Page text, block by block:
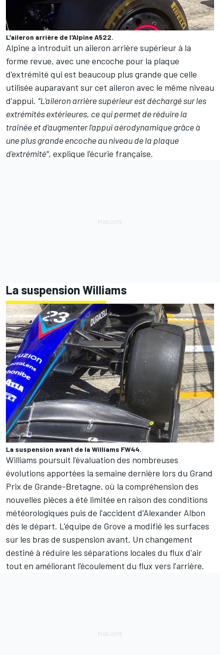
L'aileron arrière de l'Alpine A522.
Alpine a introduit un aileron arrière supérieur à la
forme revue, avec une encoche pour la plaque
d'extrémité qui est beaucoup plus grande que celle
utilisée auparavant sur cet aileron avec le même niveau
d'appui. "L'aileron arrière supérieur est déchargé sur les
extrémités extérieures, ce qui permet de réduire la
traînée et d'augmenter l'appui aérodynamique grâce à
une plus grande encoche au niveau de la plaque
d'extrémité", explique l'écurie française.
La suspension Williams
La suspension avant de la Williams FW44.
Williams poursuit l'évaluation des nombreuses
évolutions apportées la semaine dernière lors du Grand
Prix de Grande-Bretagne, où la compréhension des
nouvelles pièces a été limitée en raison des conditions
météorologiques puis de l'accident d'Alexander Albon
dès le départ. L'équipe de Grove a modifié les surfaces
sur les bras de suspension avant. Un changement
destiné à réduire les séparations locales du flux d'air
tout en améliorant l'écoulement du flux vers l'arrière.